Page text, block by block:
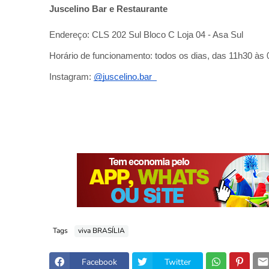
Juscelino Bar e Restaurante
Endereço: CLS 202 Sul Bloco C Loja 04 - Asa Sul
Horário de funcionamento: todos os dias, das 11h30 às
Instagram: @juscelino.bar
Tags viva BRASÍLIA
Facebook Twitter